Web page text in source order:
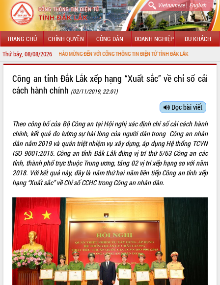
Vietnamese| English
TRANG CHỦ CHÍNH QUYỀN CÔNG DÂN DOANH NGHIỆP DU KHÁCH
Thứ bảy, 08/08/2026CHÀO MỪNG ĐẾN VỚI CỔNG THÔNG TIN ĐIỆN TỬ TỈNH ĐẮK LẮK
LÃNH ĐẠO UBND TỈNH
SỞ, BAN, NGÀNH
UBND CÁC XÃ, PHƯỜNG
THÔNG TIN CHỈ ĐẠO ĐIỀU HÀNH
VĂN BẢN HĐND TỈNH
ĐIỂM TIN VĂN BẢN
QUY HOẠCH - KẾ HOẠCH
Công an tỉnh Đắk Lắk xếp hạng “Xuất sắc” về chỉ số cải
cách hành chính (02/11/2019, 22:01)
Đọc bài viết
Theo công bố của Bộ Công an tại Hội nghị xác định chỉ số cải cách hành
chính, kết quả đo lường sự hài lòng của người dân trong Công an nhân
dân năm 2019 và quán triệt nhiệm vụ xây dựng, áp dụng Hệ thống TCVN
ISO 9001:2015. Công an tỉnh Đắk Lắk đứng vị trí thứ 5/63 Công an các
tỉnh, thành phố trực thuộc Trung ương, tăng 02 vị trí xếp hạng so với năm
2018. Với kết quả này, đây là năm thứ hai năm liên tiếp Công an tỉnh xếp
hạng “Xuất sắc” về Chỉ số CCHC trong Công an nhân dân.